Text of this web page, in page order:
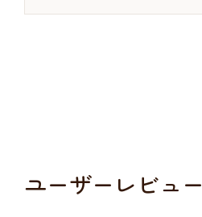
ユーザーレビュー